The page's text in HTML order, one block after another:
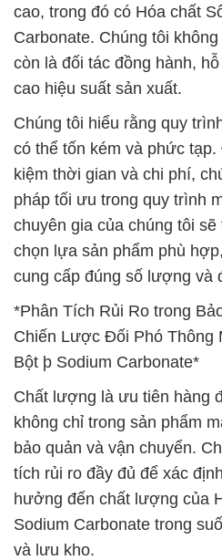
cao, trong đó có Hóa chất
Carbonate. Chúng tôi
còn là đối tác đồng hành,
cao hiệu suất sản xuất.
Chúng tôi hiểu rằng quy
có thể tốn kém và phức
kiệm thời gian và chi phí,
pháp tối ưu trong quy trình
chuyên gia của chúng tôi
chọn lựa sản phẩm phù
cung cấp đúng số lượng và
*Phân Tích Rủi Ro trong
Chiến Lược Đối Phó Thông
Bột þ Sodium Carbonate*
Chất lượng là ưu tiên hàng
không chỉ trong sản phẩm
bảo quản và vận chuyển.
tích rủi ro đầy đủ để xác
hưởng đến chất lượng của
Sodium Carbonate trong
và lưu kho.